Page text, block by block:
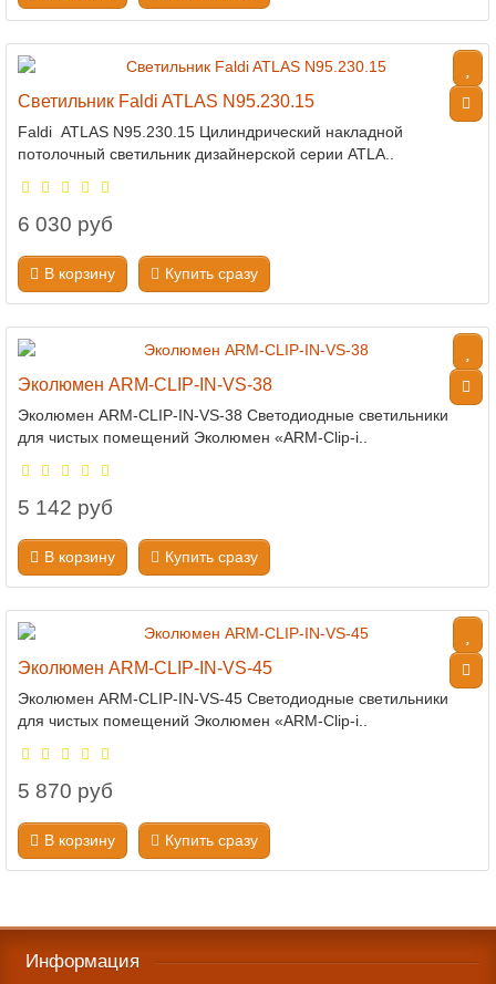
Светильник Faldi ATLAS N95.230.15
Faldi ATLAS N95.230.15 Цилиндрический накладной
потолочный светильник дизайнерской серии ATLA..
6 030 руб
В корзину Купить сразу
Эколюмен ARM-CLIP-IN-VS-38
Эколюмен ARM-CLIP-IN-VS-38 Светодиодные светильники
для чистых помещений Эколюмен «ARM-Clip-i..
5 142 руб
В корзину Купить сразу
Эколюмен ARM-CLIP-IN-VS-45
Эколюмен ARM-CLIP-IN-VS-45 Светодиодные светильники
для чистых помещений Эколюмен «ARM-Clip-i..
5 870 руб
В корзину Купить сразу
Информация